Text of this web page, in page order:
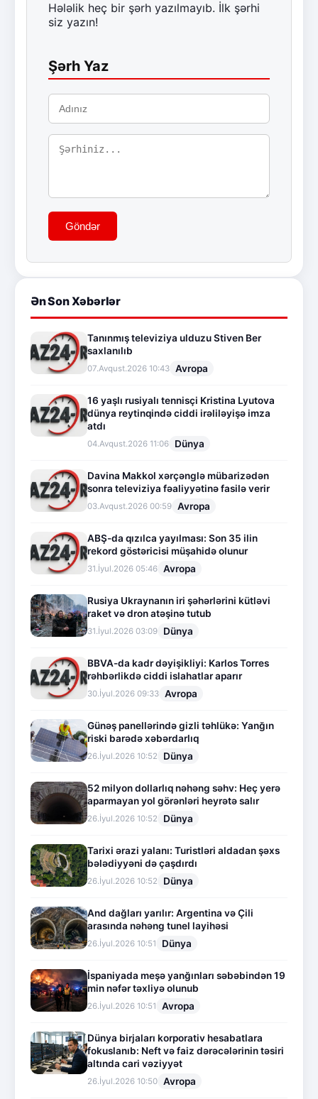
Hələlik heç bir şərh yazılmayıb. İlk şərhi
siz yazın!
Şərh Yaz
Göndər
Ən Son Xəbərlər
Tanınmış televiziya ulduzu Stiven Ber
saxlanılıb
07.Avqust.2026 10:43 Avropa
16 yaşlı rusiyalı tennisçi Kristina Lyutova
dünya reytinqində ciddi irəliləyişə imza
atdı
04.Avqust.2026 11:06 Dünya
Davina Makkol xərçənglə mübarizədən
sonra televiziya fəaliyyətinə fasilə verir
03.Avqust.2026 00:59 Avropa
ABŞ-da qızılca yayılması: Son 35 ilin
rekord göstəricisi müşahidə olunur
31.İyul.2026 05:46 Avropa
Rusiya Ukraynanın iri şəhərlərini kütləvi
raket və dron atəşinə tutub
31.İyul.2026 03:09 Dünya
BBVA-da kadr dəyişikliyi: Karlos Torres
rəhbərlikdə ciddi islahatlar aparır
30.İyul.2026 09:33 Avropa
Günəş panellərində gizli təhlükə: Yanğın
riski barədə xəbərdarlıq
26.İyul.2026 10:52 Dünya
52 milyon dollarlıq nəhəng səhv: Heç yerə
aparmayan yol görənləri heyrətə salır
26.İyul.2026 10:52 Dünya
Tarixi ərazi yalanı: Turistləri aldadan şəxs
bələdiyyəni də çaşdırdı
26.İyul.2026 10:52 Dünya
And dağları yarılır: Argentina və Çili
arasında nəhəng tunel layihəsi
26.İyul.2026 10:51 Dünya
İspaniyada meşə yanğınları səbəbindən 19
min nəfər təxliyə olunub
26.İyul.2026 10:51 Avropa
Dünya birjaları korporativ hesabatlara
fokuslanıb: Neft və faiz dərəcələrinin təsiri
altında cari vəziyyət
26.İyul.2026 10:50 Avropa